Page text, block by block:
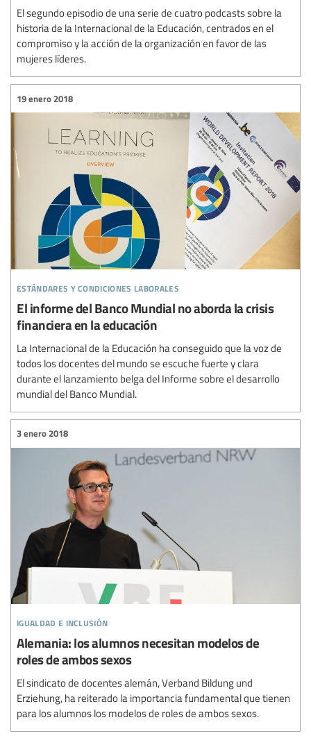
El segundo episodio de una serie de cuatro podcasts sobre la
historia de la Internacional de la Educación, centrados en el
compromiso y la acción de la organización en favor de las
mujeres líderes.
estándares y condiciones laborales
19 enero 2018
El informe del Banco Mundial no aborda la crisis
financiera en la educación
La Internacional de la Educación ha conseguido que la voz de
todos los docentes del mundo se escuche fuerte y clara
durante el lanzamiento belga del Informe sobre el desarrollo
mundial del Banco Mundial.
igualdad e inclusión
3 enero 2018
Alemania: los alumnos necesitan modelos de
roles de ambos sexos
El sindicato de docentes alemán, Verband Bildung und
Erziehung, ha reiterado la importancia fundamental que tienen
para los alumnos los modelos de roles de ambos sexos.